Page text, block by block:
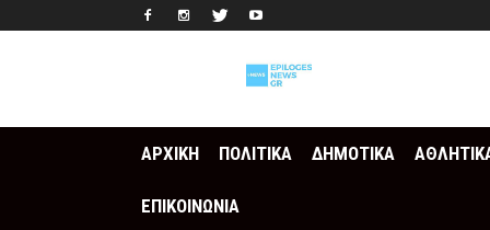
ΑΡΧΙΚΗ ΠΟΛΙΤΙΚΑ ΔΗΜΟΤΙΚΑ
ΕΠΙΚΟΙΝΩΝΙΑ